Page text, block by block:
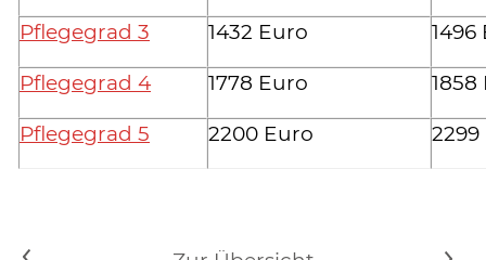
Pflegegrad 3 1432 Euro 1496
Pflegegrad 4 1778 Euro 1858
Pflegegrad 5 2200 Euro